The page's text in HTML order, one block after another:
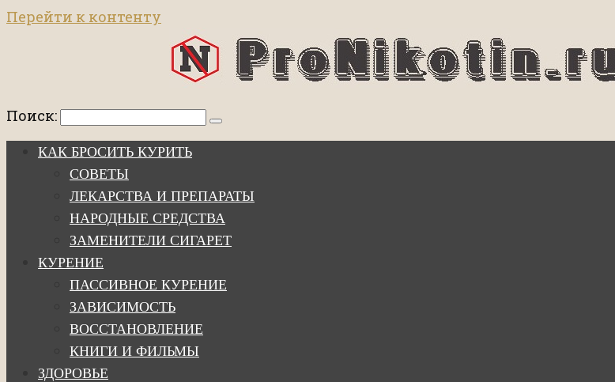
Перейти к контенту
Поиск:
КАК БРОСИТЬ КУРИТЬ
СОВЕТЫ
ЛЕКАРСТВА И ПРЕПАРАТЫ
НАРОДНЫЕ СРЕДСТВА
ЗАМЕНИТЕЛИ СИГАРЕТ
КУРЕНИЕ
ПАССИВНОЕ КУРЕНИЕ
ЗАВИСИМОСТЬ
ВОССТАНОВЛЕНИЕ
КНИГИ И ФИЛЬМЫ
ЗДОРОВЬЕ